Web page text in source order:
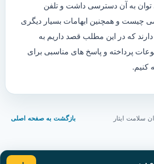
به آن دسترسی داشت و تلفن
چیست و همچنین ابهامات بسیار دیگری
که در این مطلب قصد داریم به
پرداخته و پاسخ های مناسبی برای
کنیم.
سلامت ایثار بازگشت به صفحه اصلی